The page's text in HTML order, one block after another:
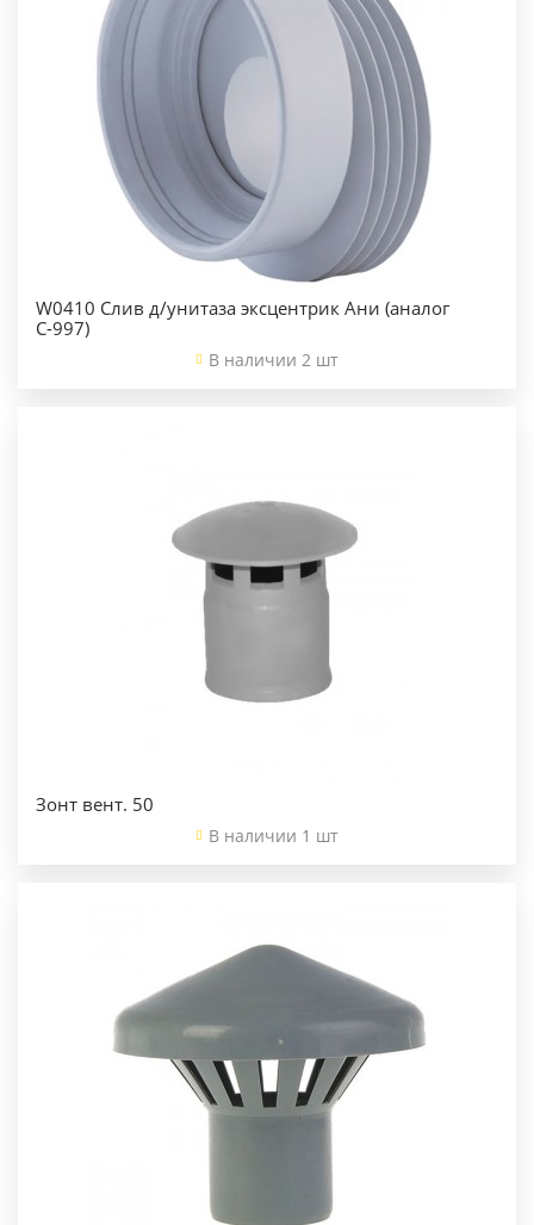
W0410 Слив д/унитаза эксцентрик Ани (аналог
С-997)
В наличии 2 шт
Зонт вент. 50
В наличии 1 шт